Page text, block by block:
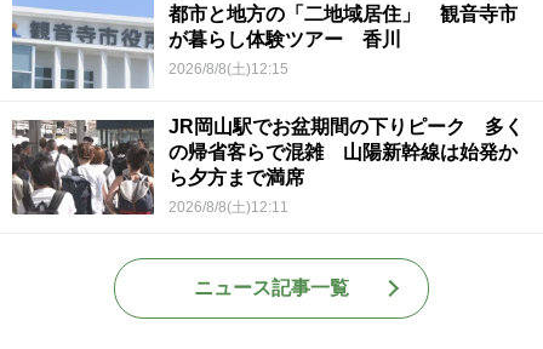
都市と地方の「二地域居住」 観音寺市
が暮らし体験ツアー 香川
2026/8/8(土)12:15
JR岡山駅でお盆期間の下りピーク 多く
の帰省客らで混雑 山陽新幹線は始発か
ら夕方まで満席
2026/8/8(土)12:11
ニュース記事一覧